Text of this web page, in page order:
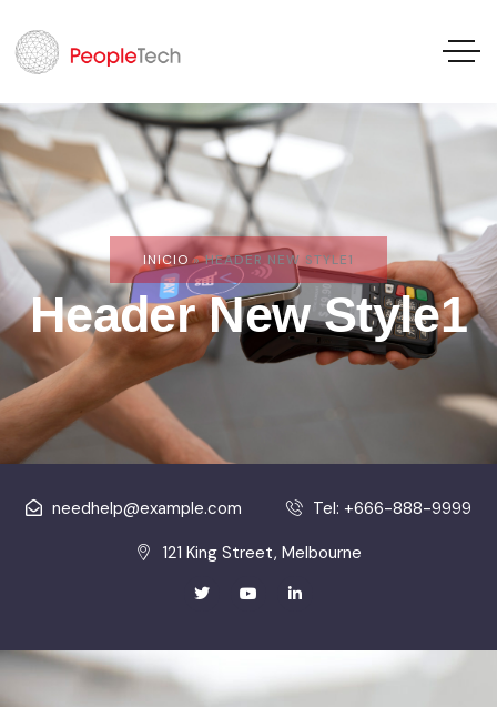
INICIO »HEADER NEW STYLE1
Header New Style1
needhelp@example.com
Tel: +666-888-9999
121 King Street, Melbourne